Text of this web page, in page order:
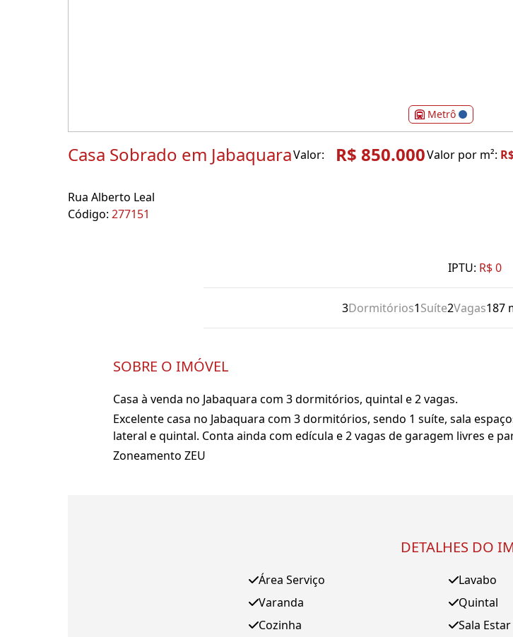
Metrô
Casa Sobrado em JabaquaraValor: R$ 850.000Valor por m²:
Rua Alberto Leal
Código: 277151
IPTU: R$ 0
3Dormitórios1Suíte2Vagas187
SOBRE O IMÓVEL
Casa à venda no Jabaquara com 3 dormitórios, quintal e 2 vagas.
Excelente casa no Jabaquara com 3 dormitórios, sendo 1 suíte, sala
lateral e quintal. Conta ainda com edícula e 2 vagas de garagem livres e
Zoneamento ZEU
DETALHES DO
Área Serviço
Varanda
Cozinha
Lavabo
Quintal
Sala Estar